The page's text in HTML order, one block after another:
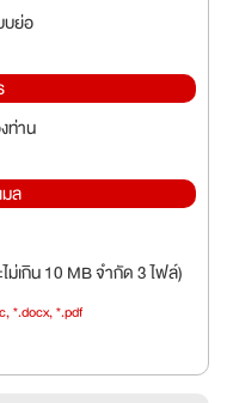
บย่อ
ท่าน
ล
ม่เกิน 10 MB จำกัด 3 ไฟล์)
*.docx, *.pdf